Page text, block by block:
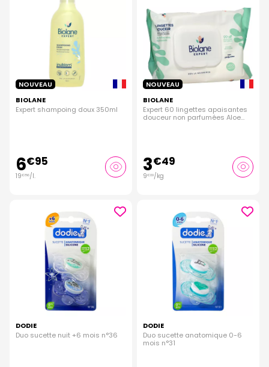
NOUVEAU
BIOLANE
Expert shampoing doux 350ml
6€95
19€86/l.
NOUVEAU
BIOLANE
Expert 60 lingettes apaisantes
douceur non parfumées Aloe
3€49
9€09/kg
DODIE
Duo sucette nuit +6 mois n°36
DODIE
Duo sucette anatomique 0-6
mois n°31